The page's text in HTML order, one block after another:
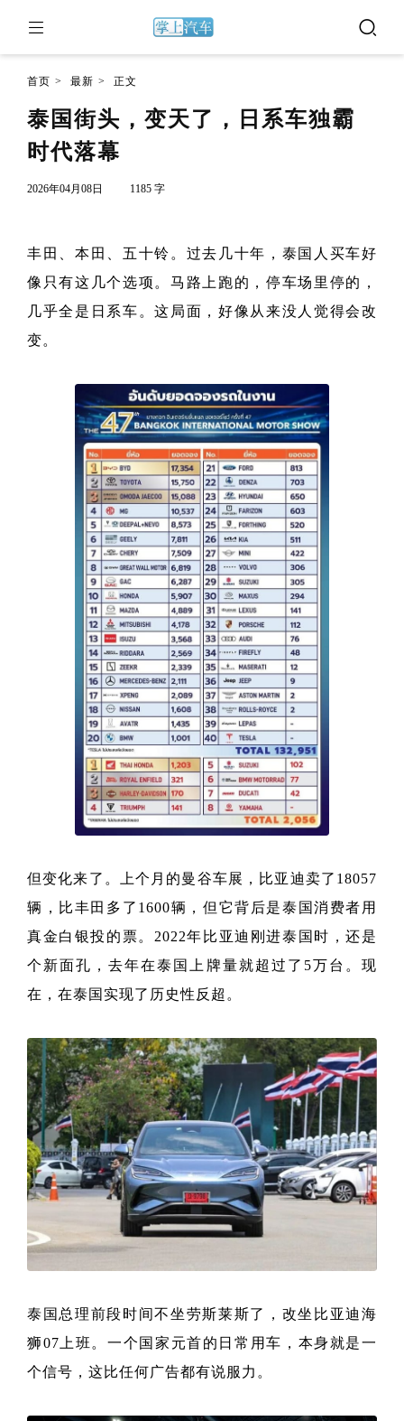
首页 > 最新 > 正文
泰国街头，变天了，日系车独霸
时代落幕
2026年04月08日 1185 字
丰田、本田、五十铃。过去几十年，泰国人买车好
像只有这几个选项。马路上跑的，停车场里停的，
几乎全是日系车。这局面，好像从来没人觉得会改
变。
但变化来了。上个月的曼谷车展，比亚迪卖了18057
辆，比丰田多了1600辆，但它背后是泰国消费者用
真金白银投的票。2022年比亚迪刚进泰国时，还是
个新面孔，去年在泰国上牌量就超过了5万台。现
在，在泰国实现了历史性反超。
泰国总理前段时间不坐劳斯莱斯了，改坐比亚迪海
狮07上班。一个国家元首的日常用车，本身就是一
个信号，这比任何广告都有说服力。